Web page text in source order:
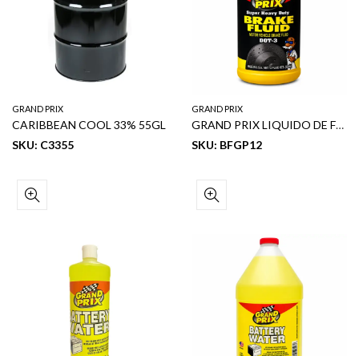
GRAND PRIX
CARIBBEAN COOL 33% 55GL
SKU: C3355
GRAND PRIX
GRAND PRIX LIQUIDO DE FRENOS DOT 3 12 OZ
SKU: BFGP12